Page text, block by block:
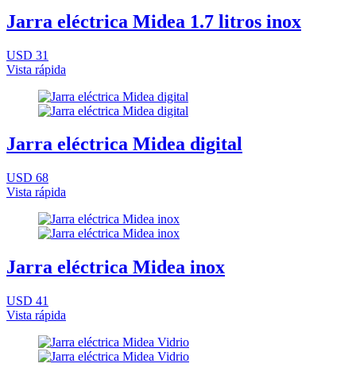
Jarra eléctrica Midea 1.7 litros inox
USD 31
Vista rápida
Jarra eléctrica Midea digital
USD 68
Vista rápida
Jarra eléctrica Midea inox
USD 41
Vista rápida